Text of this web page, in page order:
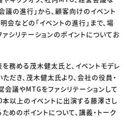
議の進行」から、顧客向けのイベント
会などの「イベントの進行」まで、場
シリテーションのポイントについてお
める茂木健太氏と、イベントモデレ
だき、茂木健太氏より、会社の役員・
会議やMTGをファシリテーションして
本以上のイベントに出演する藤澤さし
めのポイントについて、講義・トーク